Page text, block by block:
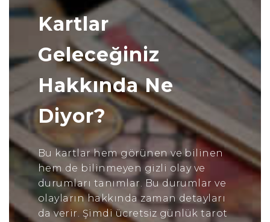
Kartlar
Geleceğiniz
Hakkında Ne
Diyor?
Bu kartlar hem görünen ve bilinen
hem de bilinmeyen gizli olay ve
durumları tanımlar. Bu durumlar ve
olayların hakkında zaman detayları
da verir. Şimdi ücretsiz günlük tarot